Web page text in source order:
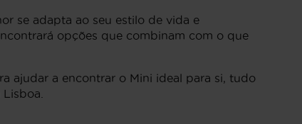
se adapta ao seu estilo de vida e
opções que combinam com o que
ajudar a encontrar o Mini ideal para si, tudo